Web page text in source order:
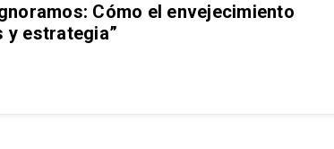
Cómo el envejecimiento
y estrategia”